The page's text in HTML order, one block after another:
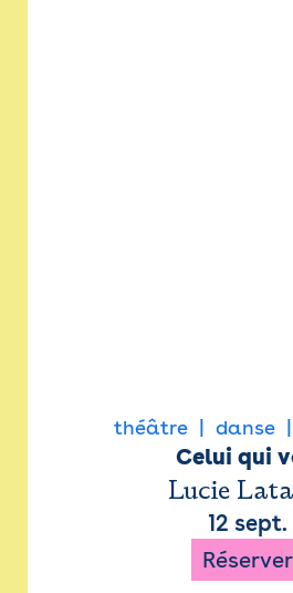
théâtre danse
Celui qui
Lucie
12 sept.
Réserver